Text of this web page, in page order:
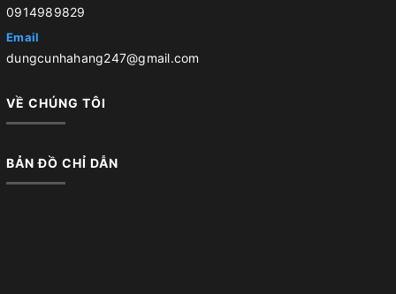
0914989829
Email
dungcunhahang247@gmail.com
VỀ CHÚNG TÔI
BẢN ĐỒ CHỈ DẪN